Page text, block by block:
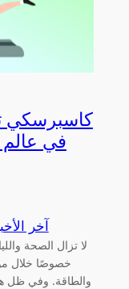
كاسبرسكي
في عالم
آخر
لا تزال الصحة
خصوصًا خلال
والطاقة. وفي ظل